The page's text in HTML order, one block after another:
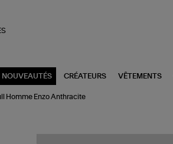
NOUVEAUTÉS CRÉATEURS VÊTEMENTS
Homme Enzo Anthracite